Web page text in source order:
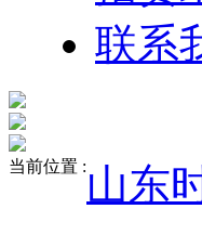
联系
当前位置 : 山东